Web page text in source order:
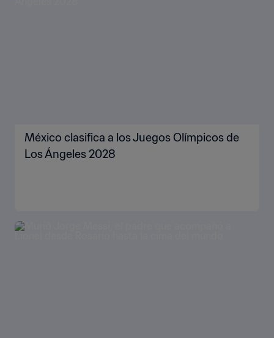
México clasifica a los Juegos Olímpicos de
Los Ángeles 2028